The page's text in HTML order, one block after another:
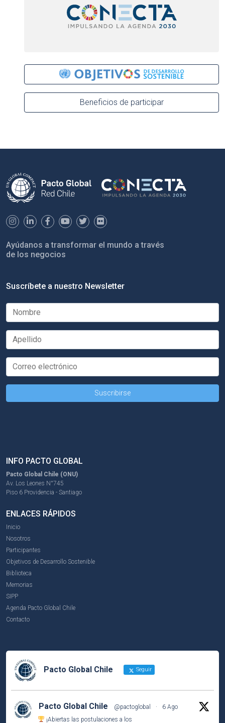
Beneficios de participar
Ayúdanos a transformar el mundo a través
de los negocios
Suscríbete a nuestro Newsletter
INFO PACTO GLOBAL
Pacto Global Chile (ONU)
Av. Los Leones N°745
Piso 6 Providencia - Santiago
ENLACES RÁPIDOS
Inicio
Nosotros
Participantes
Objetivos de Desarrollo Sostenible
Biblioteca
Memorias
SIPP
Agenda Pacto Global Chile
Contacto
Pacto Global Chile Seguir
Pacto Global Chile @pactoglobal ·
6 Ago
¡Abiertas las postulaciones a los